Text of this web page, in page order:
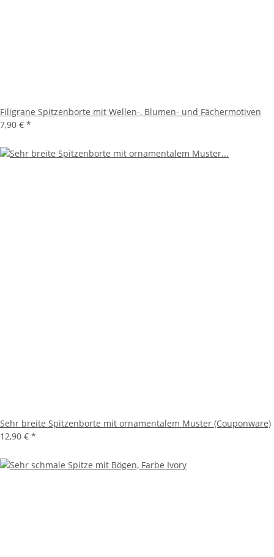
Filigrane Spitzenborte mit Wellen-, Blumen- und Fächermotiven
7,90 € *
Sehr breite Spitzenborte mit ornamentalem Muster (Couponware)
12,90 € *